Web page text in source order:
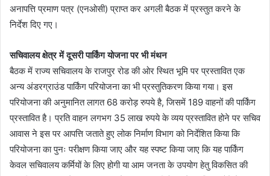
अनापत्ति प्रमाण पत्र (एनओसी) प्राप्त कर अगली बैठक में प्रस्तुत करने के
निर्देश दिए गए।
सचिवालय क्षेत्र में दूसरी पार्किंग योजना पर भी मंथन
बैठक में राज्य सचिवालय के राजपुर रोड की ओर स्थित भूमि पर प्रस्तावित एक
अन्य अंडरग्राउंड पार्किंग परियोजना का भी प्रस्तुतिकरण किया गया। इस
परियोजना की अनुमानित लागत 68 करोड़ रुपये है, जिसमें 189 वाहनों की पार्किंग
प्रस्तावित है। प्रति वाहन लगभग 35 लाख रुपये के व्यय प्रस्तावित होने पर सचिव
आवास ने इस पर आपत्ति जताते हुए लोक निर्माण विभाग को निर्देशित किया कि
परियोजना का पुनः परीक्षण किया जाए और यह स्पष्ट किया जाए कि यह पार्किंग
केवल सचिवालय कर्मियों के लिए होगी या आम जनता के उपयोग हेतु विकसित की